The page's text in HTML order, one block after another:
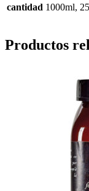
cantidad 1000ml,
Productos